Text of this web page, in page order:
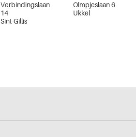
Verbindingslaan
14
Sint-Gillis
Olmpjeslaan 6
Ukkel